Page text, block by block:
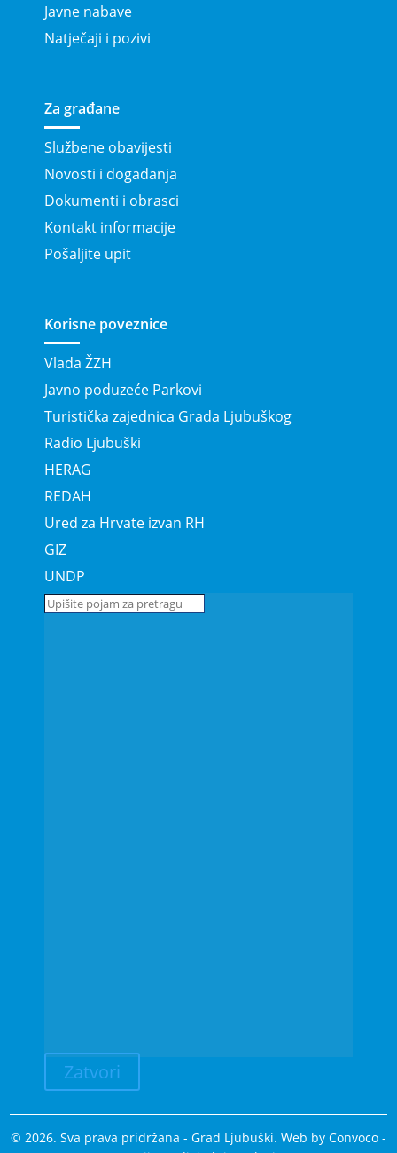
Javne nabave
Natječaji i pozivi
Za građane
Službene obavijesti
Novosti i događanja
Dokumenti i obrasci
Kontakt informacije
Pošaljite upit
Korisne poveznice
Vlada ŽZH
Javno poduzeće Parkovi
Turistička zajednica Grada Ljubuškog
Radio Ljubuški
HERAG
REDAH
Ured za Hrvate izvan RH
GIZ
UNDP
Zatvori
© 2026. Sva prava pridržana - Grad Ljubuški. Web by Convoco -